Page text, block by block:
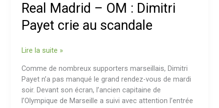
Real Madrid – OM : Dimitri
Payet crie au scandale
OM
:
Dimitri
crie
au
scandale
Lire la suite »
Comme de nombreux supporters marseillais, Dimitri
Payet n’a pas manqué le grand rendez-vous de mardi
soir. Devant son écran, l’ancien capitaine de
l’Olympique de Marseille a suivi avec attention l’entrée